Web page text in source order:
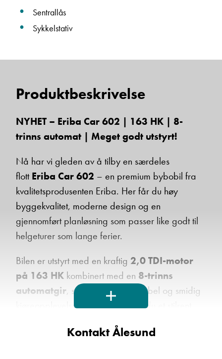
Sentrallås
Sykkelstativ
Produktbeskrivelse
NYHET – Eriba Car 602 | 163 HK | 8-
trinns automat | Meget godt utstyrt!
Nå har vi gleden av å tilby en særdeles
flottEriba Car 602 – en premium bybobil fra
kvalitetsprodusenten Eriba. Her får du høy
byggekvalitet, moderne design og en
gjennomført planløsning som passer like godt til
helgeturer som lange ferier.
Bilen er utstyrt med en kraftig 2,0 TDI-motor
på 163 HK kombinert med en 8-trinns
automatgir, som gir en komfortabel og smidig
kjøreopplevelse. Innvendig finner du et stilrent
materialer av høy kvalitet. Den praktiske
Kontakt Ålesund